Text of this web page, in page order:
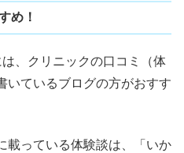
め！
、クリニックの口コミ（体
いているブログの方がおすす
載っている体験談は、「いか